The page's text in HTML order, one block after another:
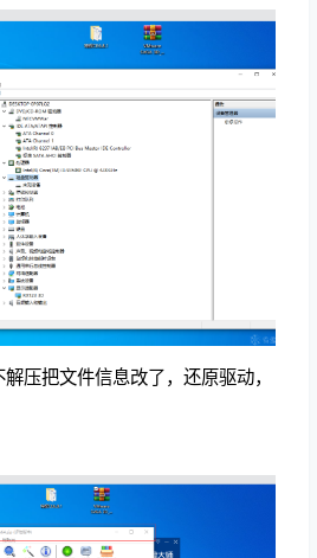
压把文件信息改了，还原驱动，